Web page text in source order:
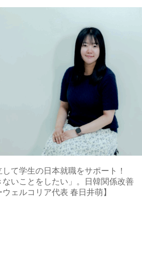
て学生の日本就職をサポート！
ないことをしたい」。日韓関係改善
ェルコリア代表 春日井萌】